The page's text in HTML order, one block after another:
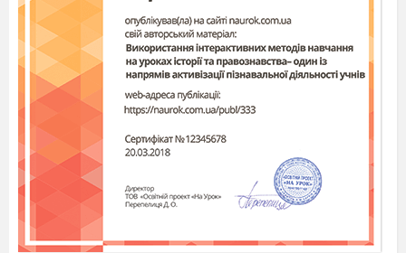
ІІ. Актуалізація опорних знань
1.Слово вчителя
Світова література має низку образів
міста: у французів Еміля Золя, Оноре
Бальзака знайдемо величні образи Парижа, у
російських письменників Андрія Бєлого та
Федора Достоєвського – Петербурга, у
англійців Чарльза Діккенса й Уільяма Теккерея
– Лондона.
№3: світлини з видами
згаданих міст).Цю традицію можна знайти